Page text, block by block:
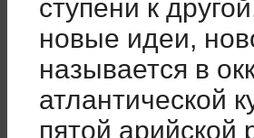
ступени к
новые идеи,
называется в
атлантической
пятой